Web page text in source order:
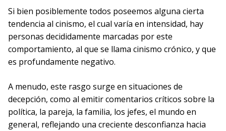
Si bien posiblemente todos poseemos alguna cierta
tendencia al cinismo, el cual varía en intensidad, hay
personas decididamente marcadas por este
comportamiento, al que se llama cinismo crónico, y que
es profundamente negativo.
A menudo, este rasgo surge en situaciones de
decepción, como al emitir comentarios críticos sobre la
política, la pareja, la familia, los jefes, el mundo en
general, reflejando una creciente desconfianza hacia